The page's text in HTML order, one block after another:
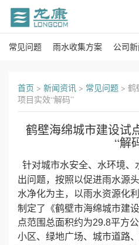
首
关
产
常见问题 雨水收集方案 公司
首页 > 新闻资讯 > 常见问题 > 鹤
项目实效“解码”
鹤壁海绵城市建设试
“解
针对城市水安全、水环境、
出问题，按照以促进雨水源
水净化为主，以雨水资源化
制定了《鹤壁市海绵城市建
点范围总面积约为29.8平方
小区、绿地广场、城市道路